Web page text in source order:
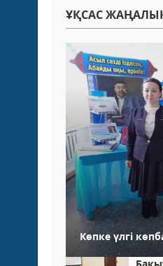
ҰҚСАС
Көпке үлгі